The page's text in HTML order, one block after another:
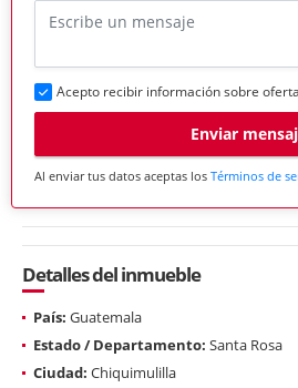
Acepto recibir información sobre
Enviar
Al enviar tus datos aceptas los Términos de
Detalles del inmueble
País: Guatemala
Estado / Departamento: Santa Rosa
Ciudad: Chiquimulilla